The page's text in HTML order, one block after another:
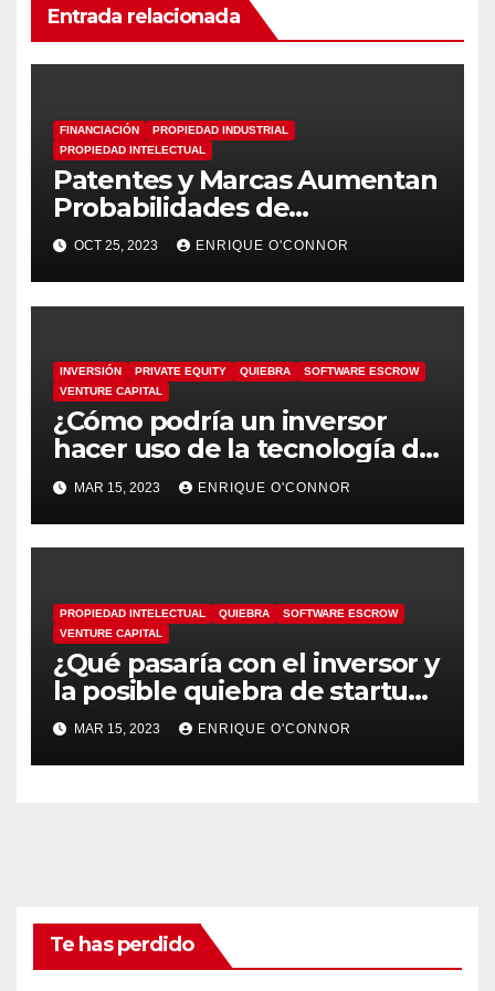
Entrada relacionada
FINANCIACIÓN
PROPIEDAD INDUSTRIAL
PROPIEDAD INTELECTUAL
Patentes y Marcas Aumentan
Probabilidades de
Financiación para Startups
Europeas, Según Estudio de
OEP y EUIPO
OCT 25, 2023 ENRIQUE O'CONNOR
INVERSIÓN PRIVATE EQUITY QUIEBRA
SOFTWARE ESCROW
VENTURE CAPITAL
¿Cómo podría un inversor
hacer uso de la tecnología de
una startup en quiebra?
MAR 15, 2023 ENRIQUE O'CONNOR
PROPIEDAD INTELECTUAL QUIEBRA
SOFTWARE ESCROW
VENTURE CAPITAL
¿Qué pasaría con el inversor y
la posible quiebra de startups
tecnológicas tras el colapso
del Silicon Valley Bank (SVB)?
MAR 15, 2023 ENRIQUE O'CONNOR
Te has perdido